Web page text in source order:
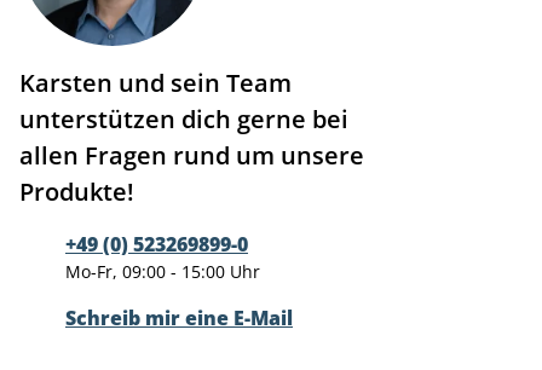
Karsten und sein Team
unterstützen dich gerne bei
allen Fragen rund um unsere
Produkte!
+49 (0) 523269899-0
Mo-Fr, 09:00 - 15:00 Uhr
Schreib mir eine E-Mail